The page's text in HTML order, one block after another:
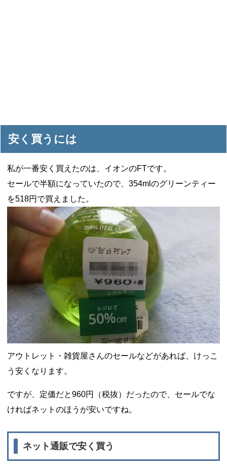
安く買うには
私が一番安く買えたのは、イオンのFTです。
セールで半額になっていたので、354mlのグリーンティー
を518円で買えました。
アウトレット・雑貨屋さんのセールなどがあれば、けっこ
う安くなります。
ですが、定価だと960円（税抜）だったので、セールでな
ければネットのほうが安いですね。
ネット通販で安く買う